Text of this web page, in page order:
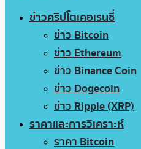
ข่าวคริปโตเคอเรนซี่
ข่าว Bitcoin
ข่าว Ethereum
ข่าว Binance Coin
ข่าว Dogecoin
ข่าว Ripple (XRP)
ราคาและการวิเคราะห์
ราคา Bitcoin